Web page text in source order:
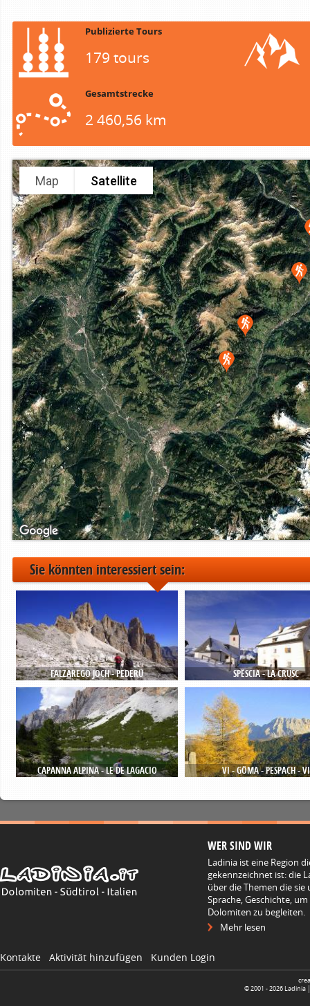
Publizierte Tours
179 tours
Gesamtstrecke
2 460,56 km
Map Satellite
Sie könnten interessiert sein:
FALZAREGO JOCH - PEDERÜ SPËSCIA - LA CRUSC
CAPANNA ALPINA - LE DE LAGACIO VI - GÖMA - PESPACH - VI
WER SIND WIR
Ladinia ist eine Region
gekennzeichnet ist: die
über die Themen die
Sprache, Geschichte,
Dolomiten zu begleiten.
Mehr lesen
Kontakte Aktivität hinzufügen Kunden Login
© 2001 -2026 Ladinia